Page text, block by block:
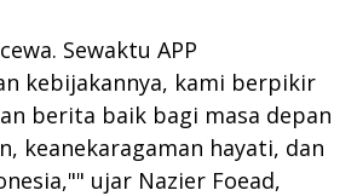
Sewaktu APP
kebijakannya, kami berpikir
berita baik bagi masa depan
keanekaragaman hayati, dan
ujar Nazier Foead,